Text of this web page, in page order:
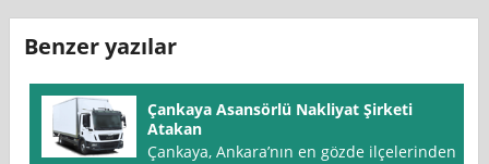
Benzer yazılar
Çankaya Asansörlü Nakliyat Şirketi
Atakan
Çankaya, Ankara’nın en gözde ilçelerinden